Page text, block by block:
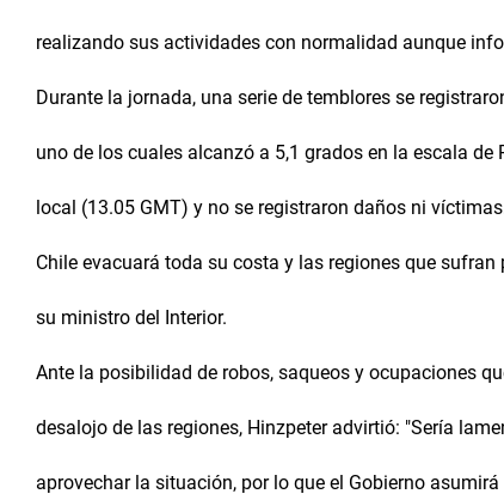
realizando sus actividades con normalidad aunque
Durante la jornada, una serie de temblores se
uno de los cuales alcanzó a 5,1 grados en la escala de
local (13.05 GMT) y no se registraron daños ni
Chile evacuará toda su costa y las regiones que
su ministro del Interior.
Ante la posibilidad de robos, saqueos y ocupaciones
desalojo de las regiones, Hinzpeter advirtió: "Sería
aprovechar la situación, por lo que el Gobierno